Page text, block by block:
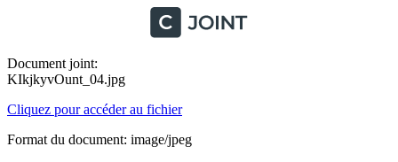
Document joint:
KIkjkyvOunt_04.jpg
Cliquez pour accéder au fichier
Format du document: image/jpeg